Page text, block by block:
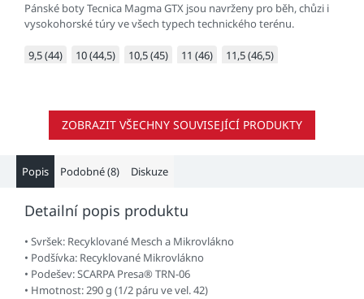
Pánské boty Tecnica Magma GTX jsou navrženy pro běh, chůzi i
vysokohorské túry ve všech typech technického terénu.
9,5 (44) 10 (44,5) 10,5 (45) 11 (46) 11,5 (46,5)
ZOBRAZIT VŠECHNY SOUVISEJÍCÍ PRODUKTY
Popis Podobné (8) Diskuze
Detailní popis produktu
• Svršek: Recyklované Mesch a Mikrovlákno
• Podšívka: Recyklované Mikrovlákno
• Podešev: SCARPA Presa® TRN-06
• Hmotnost: 290 g (1/2 páru ve vel. 42)